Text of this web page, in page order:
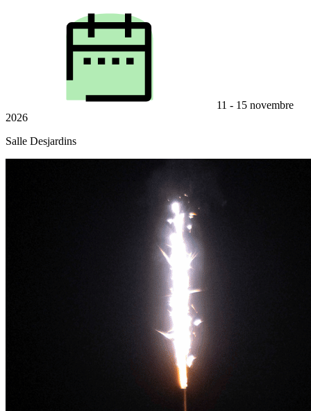
11 - 15 novembre
2026
Salle Desjardins